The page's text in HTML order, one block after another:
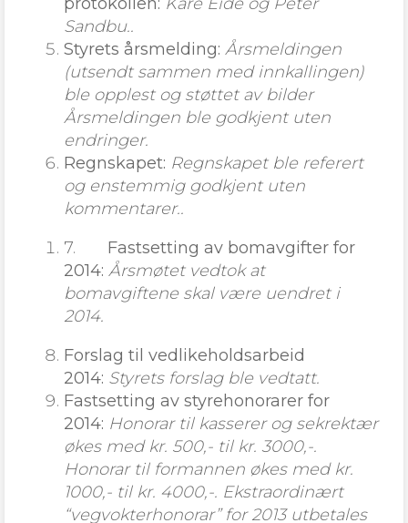
Sandbu..
Styrets årsmelding: Årsmeldingen
(utsendt sammen med innkallingen)
ble opplest og støttet av bilder
Årsmeldingen ble godkjent uten
endringer.
Regnskapet: Regnskapet ble referert
og enstemmig godkjent uten
kommentarer..
7. Fastsetting av bomavgifter for
2014: Årsmøtet vedtok at
bomavgiftene skal være uendret i
2014.
Forslag til vedlikeholdsarbeid
2014: Styrets forslag ble vedtatt.
Fastsetting av styrehonorarer for
2014: Honorar til kasserer og sekrektær
økes med kr. 500,- til kr. 3000,-.
Honorar til formannen økes med kr.
1000,- til kr. 4000,-. Ekstraordinært
“vegvokterhonorar” for 2013 utbetales